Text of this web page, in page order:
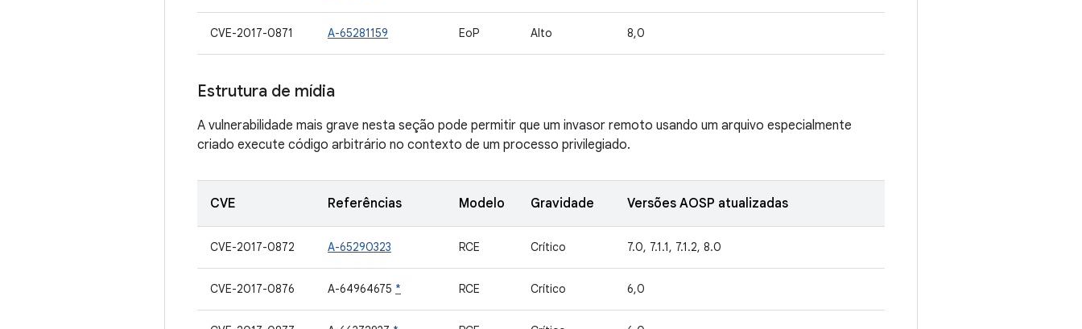
CVE-2017-0871 A-65281159 EoP Alto 8,0
Estrutura de mídia
A vulnerabilidade mais grave nesta seção pode permitir que um invasor remoto usando um arquivo especialmente
criado execute código arbitrário no contexto de um processo privilegiado.
CVE Referências Modelo Gravidade Versões AOSP atualizadas
CVE-2017-0872 A-65290323 RCE Crítico 7.0, 7.1.1, 7.1.2, 8.0
CVE-2017-0876 A-64964675 * RCE Crítico 6,0